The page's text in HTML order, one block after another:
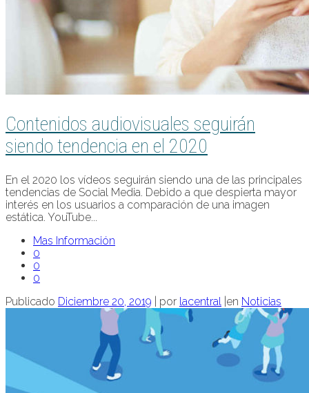
Contenidos audiovisuales seguirán
siendo tendencia en el 2020
En el 2020 los vídeos seguirán siendo una de las principales
tendencias de Social Media. Debido a que despierta mayor
interés en los usuarios a comparación de una imagen
estática. YouTube...
Mas Información
0
0
0
Publicado Diciembre 20, 2019 por lacentral en Noticias